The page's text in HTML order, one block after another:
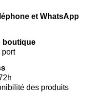
et WhatsApp
boutique
port
des produits